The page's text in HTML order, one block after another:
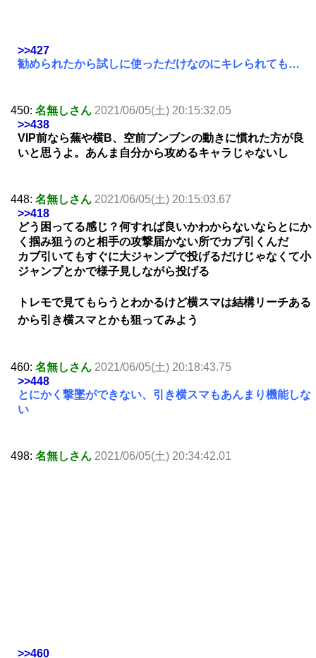
>>427
勧められたから試しに使っただけなのにキレられても…
450: 名無しさん 2021/06/05(土) 20:15:32.05
>>438
VIP前なら蕪や横B、空前ブンブンの動きに慣れた方が良
いと思うよ。あんま自分から攻めるキャラじゃないし
448: 名無しさん 2021/06/05(土) 20:15:03.67
>>418
どう困ってる感じ？何すれば良いかわからないならとにか
く掴み狙うのと相手の攻撃届かない所でカブ引くんだ
カブ引いてもすぐに大ジャンプで投げるだけじゃなくて小
ジャンプとかで様子見しながら投げる
トレモで見てもらうとわかるけど横スマは結構リーチある
から引き横スマとかも狙ってみよう
460: 名無しさん 2021/06/05(土) 20:18:43.75
>>448
とにかく撃墜ができない、引き横スマもあんまり機能しな
い
498: 名無しさん 2021/06/05(土) 20:34:42.01
>>460